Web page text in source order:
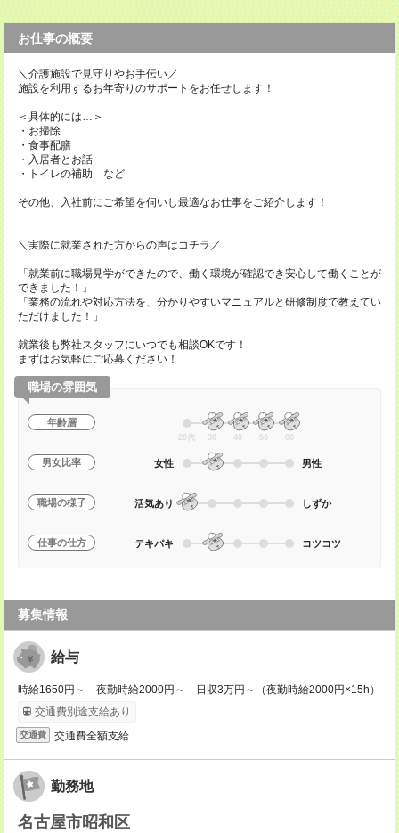
お仕事の概要
＼介護施設で見守りやお手伝い／
施設を利用するお年寄りのサポートをお任せします！
＜具体的には…＞
・お掃除
・食事配膳
・入居者とお話
・トイレの補助 など
その他、入社前にご希望を伺いし最適なお仕事をご紹介します！
＼実際に就業された方からの声はコチラ／
「就業前に職場見学ができたので、働く環境が確認でき安心して働くことが
できました！」
「業務の流れや対応方法を、分かりやすいマニュアルと研修制度で教えてい
ただけました！」
就業後も弊社スタッフにいつでも相談OKです！
まずはお気軽にご応募ください！
職場の雰囲気
年齢層
20代 30 40 50 60
男女比率 女性 男性
職場の様子 活気あり しずか
仕事の仕方 テキパキ コツコツ
募集情報
給与
時給1650円～ 夜勤時給2000円～ 日収3万円～（夜勤時給2000円×15h）
交通費別途支給あり
交通費 交通費全額支給
勤務地
名古屋市昭和区